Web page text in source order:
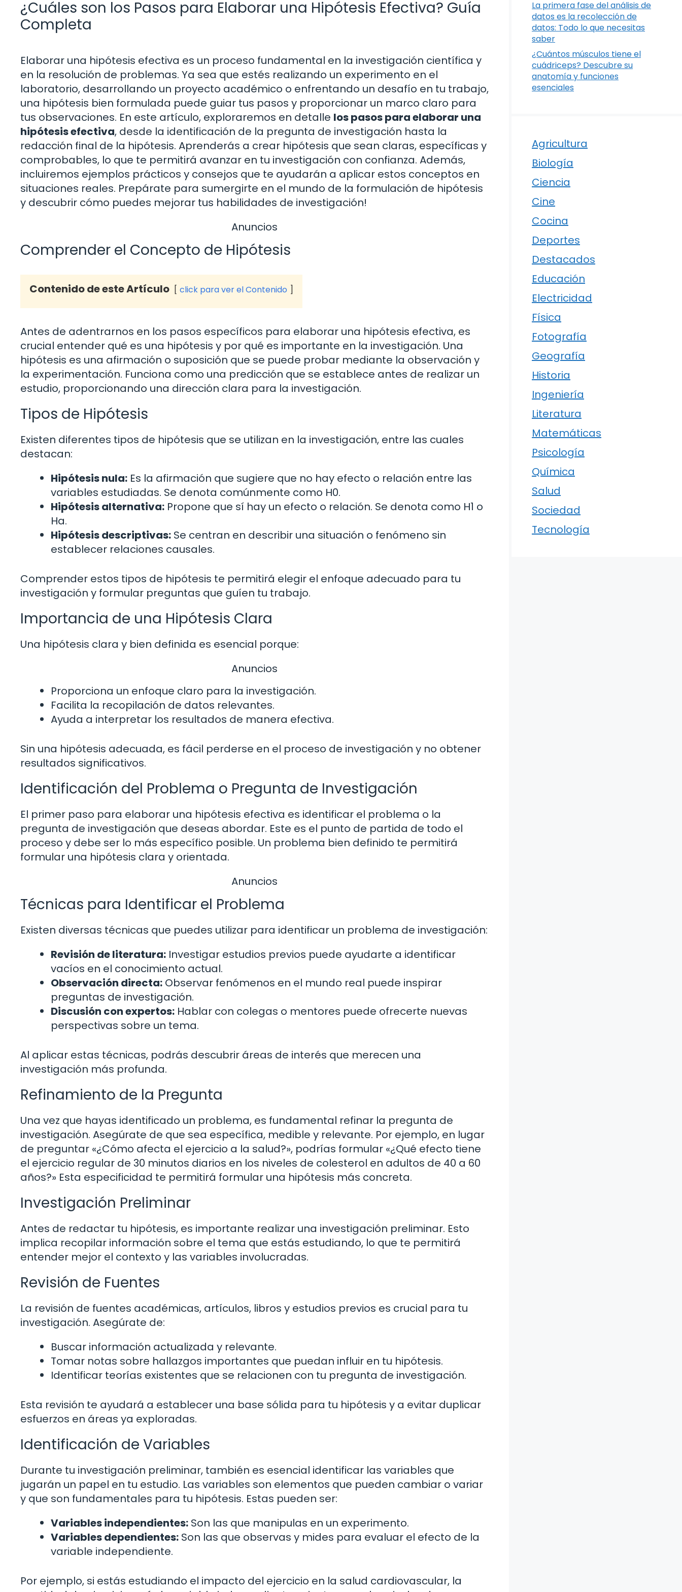
¿Cuáles son los Pasos para Elaborar una Hipótesis Efectiva? Guía
Completa
Elaborar una hipótesis efectiva es un proceso fundamental en la investigación científica y
en la resolución de problemas. Ya sea que estés realizando un experimento en el
laboratorio, desarrollando un proyecto académico o enfrentando un desafío en tu trabajo,
una hipótesis bien formulada puede guiar tus pasos y proporcionar un marco claro para
tus observaciones. En este artículo, exploraremos en detalle los pasos para elaborar una
hipótesis efectiva, desde la identificación de la pregunta de investigación hasta la
redacción final de la hipótesis. Aprenderás a crear hipótesis que sean claras, específicas y
comprobables, lo que te permitirá avanzar en tu investigación con confianza. Además,
incluiremos ejemplos prácticos y consejos que te ayudarán a aplicar estos conceptos en
situaciones reales. Prepárate para sumergirte en el mundo de la formulación de hipótesis
y descubrir cómo puedes mejorar tus habilidades de investigación!
Anuncios
Comprender el Concepto de Hipótesis
Contenido de este Artículo click para ver el Contenido
Antes de adentrarnos en los pasos específicos para elaborar una hipótesis efectiva, es
crucial entender qué es una hipótesis y por qué es importante en la investigación. Una
hipótesis es una afirmación o suposición que se puede probar mediante la observación y
la experimentación. Funciona como una predicción que se establece antes de realizar un
estudio, proporcionando una dirección clara para la investigación.
Tipos de Hipótesis
Existen diferentes tipos de hipótesis que se utilizan en la investigación, entre las cuales
destacan:
Hipótesis nula: Es la afirmación que sugiere que no hay efecto o relación entre las
variables estudiadas. Se denota comúnmente como H0.
Hipótesis alternativa: Propone que sí hay un efecto o relación. Se denota como H1 o
Ha.
Hipótesis descriptivas: Se centran en describir una situación o fenómeno sin
establecer relaciones causales.
Comprender estos tipos de hipótesis te permitirá elegir el enfoque adecuado para tu
investigación y formular preguntas que guíen tu trabajo.
Importancia de una Hipótesis Clara
Una hipótesis clara y bien definida es esencial porque:
Anuncios
Proporciona un enfoque claro para la investigación.
Facilita la recopilación de datos relevantes.
Ayuda a interpretar los resultados de manera efectiva.
Sin una hipótesis adecuada, es fácil perderse en el proceso de investigación y no obtener
resultados significativos.
Identificación del Problema o Pregunta de Investigación
El primer paso para elaborar una hipótesis efectiva es identificar el problema o la
pregunta de investigación que deseas abordar. Este es el punto de partida de todo el
proceso y debe ser lo más específico posible. Un problema bien definido te permitirá
formular una hipótesis clara y orientada.
Anuncios
Técnicas para Identificar el Problema
Existen diversas técnicas que puedes utilizar para identificar un problema de investigación:
Revisión de literatura: Investigar estudios previos puede ayudarte a identificar
vacíos en el conocimiento actual.
Observación directa: Observar fenómenos en el mundo real puede inspirar
preguntas de investigación.
Discusión con expertos: Hablar con colegas o mentores puede ofrecerte nuevas
perspectivas sobre un tema.
Al aplicar estas técnicas, podrás descubrir áreas de interés que merecen una
investigación más profunda.
Refinamiento de la Pregunta
Una vez que hayas identificado un problema, es fundamental refinar la pregunta de
investigación. Asegúrate de que sea específica, medible y relevante. Por ejemplo, en lugar
de preguntar «¿Cómo afecta el ejercicio a la salud?», podrías formular «¿Qué efecto tiene
el ejercicio regular de 30 minutos diarios en los niveles de colesterol en adultos de 40 a 60
años?» Esta especificidad te permitirá formular una hipótesis más concreta.
Investigación Preliminar
Antes de redactar tu hipótesis, es importante realizar una investigación preliminar. Esto
implica recopilar información sobre el tema que estás estudiando, lo que te permitirá
entender mejor el contexto y las variables involucradas.
Revisión de Fuentes
La revisión de fuentes académicas, artículos, libros y estudios previos es crucial para tu
investigación. Asegúrate de:
Buscar información actualizada y relevante.
Tomar notas sobre hallazgos importantes que puedan influir en tu hipótesis.
Identificar teorías existentes que se relacionen con tu pregunta de investigación.
Esta revisión te ayudará a establecer una base sólida para tu hipótesis y a evitar duplicar
esfuerzos en áreas ya exploradas.
Identificación de Variables
Durante tu investigación preliminar, también es esencial identificar las variables que
jugarán un papel en tu estudio. Las variables son elementos que pueden cambiar o variar
y que son fundamentales para tu hipótesis. Estas pueden ser:
Variables independientes: Son las que manipulas en un experimento.
Variables dependientes: Son las que observas y mides para evaluar el efecto de la
variable independiente.
Por ejemplo, si estás estudiando el impacto del ejercicio en la salud cardiovascular, la
La primera fase del análisis de
datos es la recolección de
datos: Todo lo que necesitas
saber
¿Cuántos músculos tiene el
cuádriceps? Descubre su
anatomía y funciones
esenciales
Agricultura
Biología
Ciencia
Cine
Cocina
Deportes
Destacados
Educación
Electricidad
Física
Fotografía
Geografía
Historia
Ingeniería
Literatura
Matemáticas
Psicología
Química
Salud
Sociedad
Tecnología